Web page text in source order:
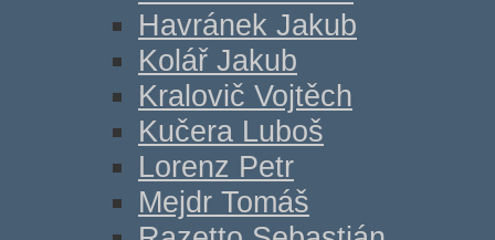
Havránek Jakub
Kolář Jakub
Kralovič Vojtěch
Kučera Luboš
Lorenz Petr
Mejdr Tomáš